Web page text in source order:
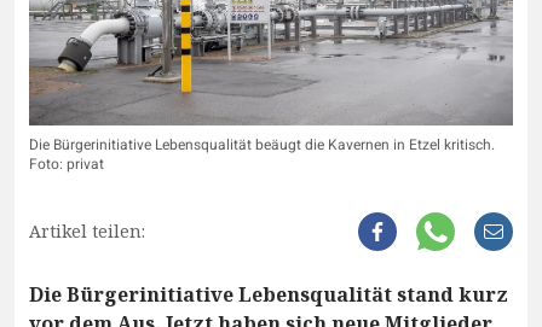
Die Bürgerinitiative Lebensqualität beäugt die Kavernen in Etzel kritisch.
Foto: privat
Artikel teilen:
Die Bürgerinitiative Lebensqualität stand kurz